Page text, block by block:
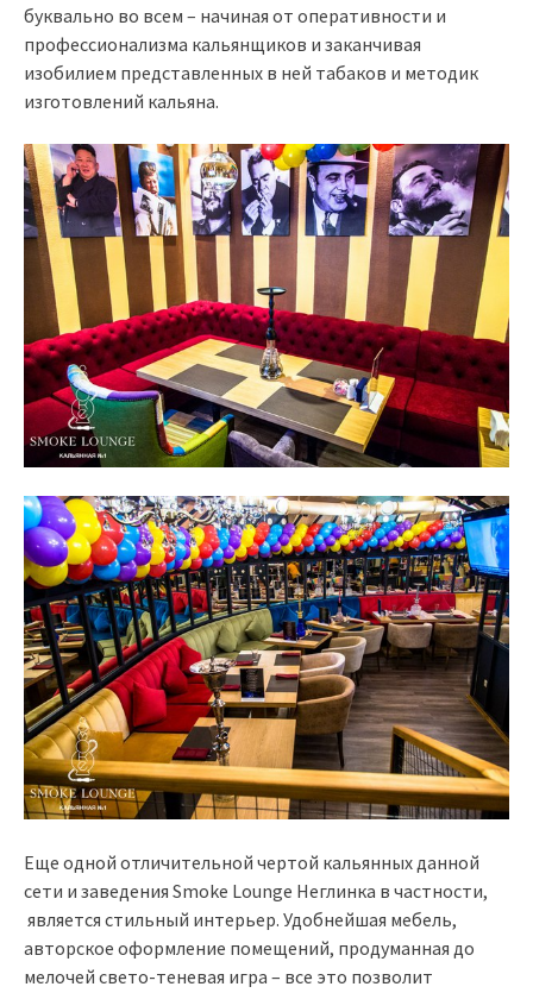
буквально во всем – начиная от оперативности и
профессионализма кальянщиков и заканчивая
изобилием представленных в ней табаков и методик
изготовлений кальяна.
Еще одной отличительной чертой кальянных данной
сети и заведения Smoke Lounge Неглинка в частности,
является стильный интерьер. Удобнейшая мебель,
авторское оформление помещений, продуманная до
мелочей свето-теневая игра – все это позволит